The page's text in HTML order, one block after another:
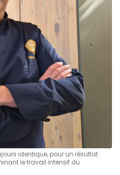
identique, pour un résultat
le travail intensif du